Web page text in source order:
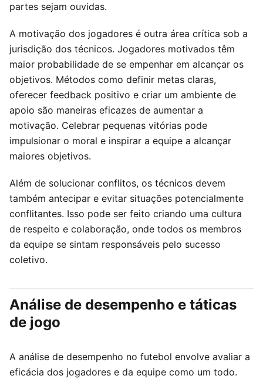
partes sejam ouvidas.
A motivação dos jogadores é outra área crítica sob a
jurisdição dos técnicos. Jogadores motivados têm
maior probabilidade de se empenhar em alcançar os
objetivos. Métodos como definir metas claras,
oferecer feedback positivo e criar um ambiente de
apoio são maneiras eficazes de aumentar a
motivação. Celebrar pequenas vitórias pode
impulsionar o moral e inspirar a equipe a alcançar
maiores objetivos.
Além de solucionar conflitos, os técnicos devem
também antecipar e evitar situações potencialmente
conflitantes. Isso pode ser feito criando uma cultura
de respeito e colaboração, onde todos os membros
da equipe se sintam responsáveis pelo sucesso
coletivo.
Análise de desempenho e táticas
de jogo
A análise de desempenho no futebol envolve avaliar a
eficácia dos jogadores e da equipe como um todo.